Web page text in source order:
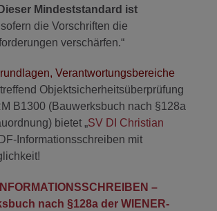
Dieser Mindeststandard ist
sofern die Vorschriften die
verschärfen.“
Verantwortungsbereiche
Objektsicherheitsüberprüfung
B1300 (Bauwerksbuch nach §128a
bietet „SV DI Christian
Informationsschreiben mit
INFORMATIONSSCHREIBEN –
nach §128a der WIENER-